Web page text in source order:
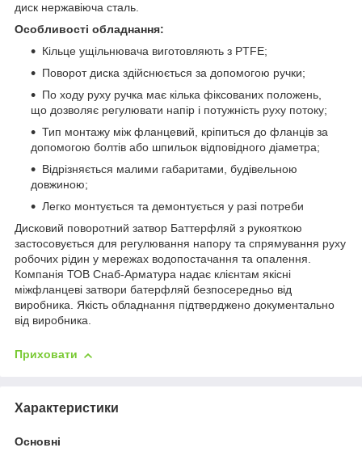
диск нержавіюча сталь.
Особливості обладнання:
Кільце ущільнювача виготовляють з PTFE;
Поворот диска здійснюється за допомогою ручки;
По ходу руху ручка має кілька фіксованих положень,
що дозволяє регулювати напір і потужність руху потоку;
Тип монтажу між фланцевий, кріпиться до фланців за
допомогою болтів або шпильок відповідного діаметра;
Відрізняється малими габаритами, будівельною
довжиною;
Легко монтується та демонтується у разі потреби
Дисковий поворотний затвор Баттерфляй з рукояткою
застосовується для регулювання напору та спрямування руху
робочих рідин у мережах водопостачання та опалення.
Компанія ТОВ Снаб-Арматура надає клієнтам якісні
міжфланцеві затвори батерфляй безпосередньо від
виробника. Якість обладнання підтверджено документально
від виробника.
Приховати
Характеристики
Основні